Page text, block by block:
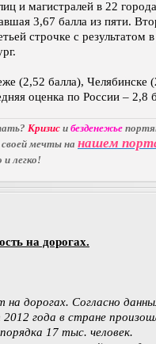
и магистралей в 22
3,67 балла из пяти.
строчке с результатом
(2,52 балла), Челябинске
оценка по России – 2,8
Кризис и безденежье
мечты на нашем
и легко!
на дорогах.
дорогах. Согласно
года в стране
17 тыс. человек.